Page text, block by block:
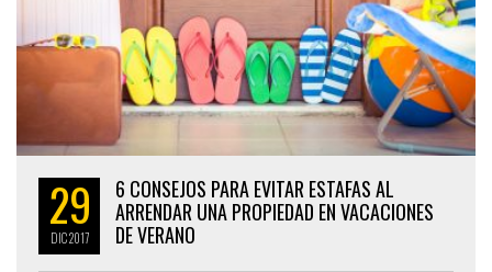
29
DIC2017
6 CONSEJOS PARA EVITAR ESTAFAS AL
ARRENDAR UNA PROPIEDAD EN VACACIONES
DE VERANO